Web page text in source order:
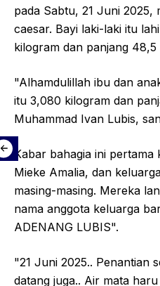
pada Sabtu, 21 Juni 2025,
caesar. Bayi laki-laki itu
kilogram dan panjang 48,5
"Alhamdulillah ibu dan
itu 3,080 kilogram dan
Muhammad Ivan Lubis,
Kabar bahagia ini
Mieke Amalia, dan
masing-masing. Mereka
nama anggota keluarga
ADENANG LUBIS".
"21 Juni 2025.. Penantian
datang juga.. Air mata